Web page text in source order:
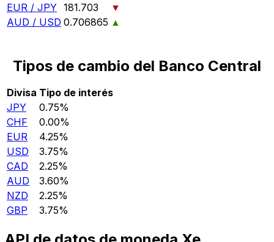
EUR / JPY 181.703
▼
AUD / USD 0.706865 ▲
Tipos de cambio del Banco Central
Divisa Tipo de interés
JPY
0.75%
CHF
0.00%
EUR
4.25%
USD
3.75%
CAD
2.25%
AUD
3.60%
NZD
2.25%
GBP
3.75%